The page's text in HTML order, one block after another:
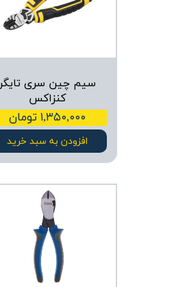
سیم چین سری تایگر
کنزاکس
۱,۳۵۰,۰۰۰ تومان
افزودن به سبد خرید